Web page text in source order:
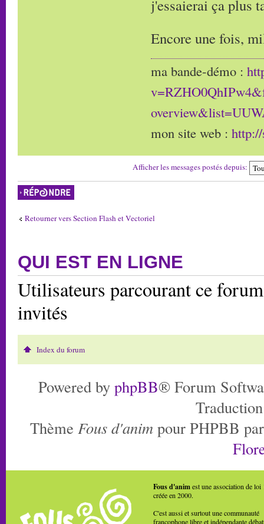
j'essaierai ça plus
Encore une fois,
ma bande-démo :
mon site web :
Afficher les messages postés depuis:
Répondre
Retourner vers Section Flash et Vectoriel
QUI EST EN LIGNE
Utilisateurs parcourant ce
invités
Index du forum
Powered by phpBB® Forum
Thème Fous d'anim pour PHPBB
Fous d'animest une association de loi
créée en 2000.
C'est aussi et surtout une communauté
francophone libre et indépendante